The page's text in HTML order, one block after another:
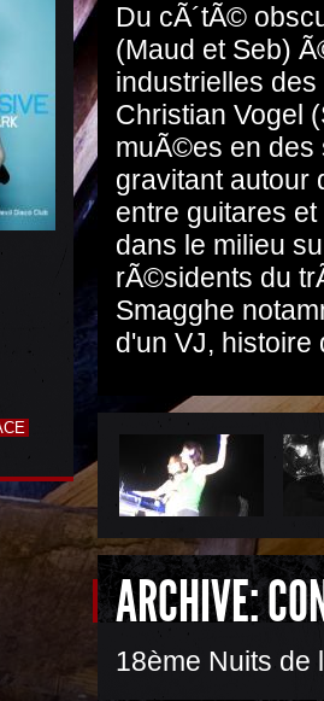
Du cÃ´tÃ©
(Maud et Seb)
industrielles
Christian Vogel
muÃ©es en
gravitant autour
entre guitares
dans le milieu
rÃ©sidents du
Smagghe
d'un VJ, histoire
ARCHIVE:
18ème Nuits de